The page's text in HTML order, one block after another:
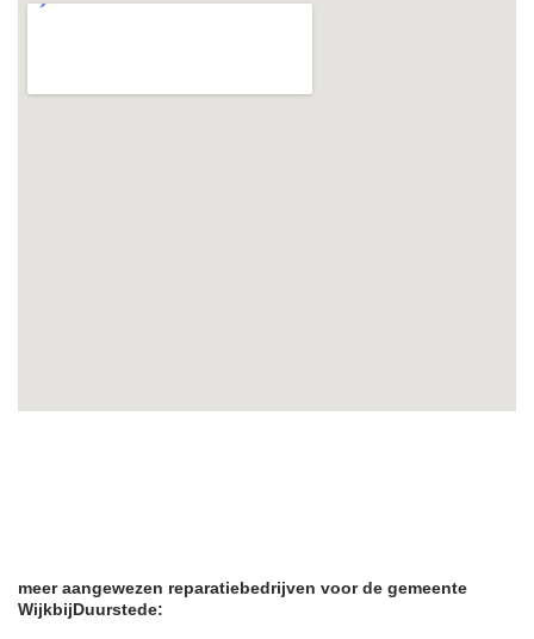
meer aangewezen reparatiebedrijven voor de gemeente
WijkbijDuurstede: